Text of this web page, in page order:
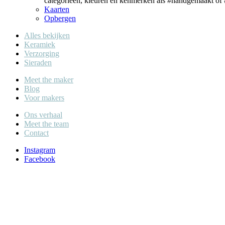
Kaarten
Opbergen
Alles bekijken
Keramiek
Verzorging
Sieraden
Meet the maker
Blog
Voor makers
Ons verhaal
Meet the team
Contact
Instagram
Facebook